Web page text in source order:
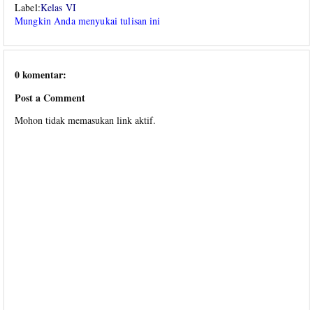
Label:Kelas VI
Mungkin Anda menyukai tulisan ini
0 komentar:
Post a Comment
Mohon tidak memasukan link aktif.